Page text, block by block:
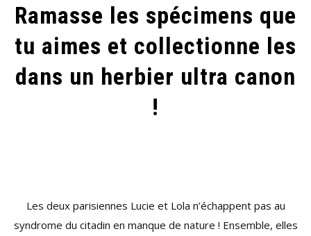
Ramasse les spécimens que
tu aimes et collectionne les
dans un herbier ultra canon
!
Les deux parisiennes Lucie et Lola n’échappent pas au
syndrome du citadin en manque de nature ! Ensemble, elles